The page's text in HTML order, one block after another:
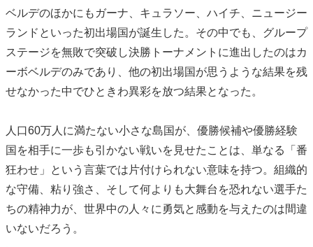
ベルデのほかにもガーナ、キュラソー、ハイチ、ニュージー
ランドといった初出場国が誕生した。その中でも、グループ
ステージを無敗で突破し決勝トーナメントに進出したのはカ
ーボベルデのみであり、他の初出場国が思うような結果を残
せなかった中でひときわ異彩を放つ結果となった。
人口60万人に満たない小さな島国が、優勝候補や優勝経験
国を相手に一歩も引かない戦いを見せたことは、単なる「番
狂わせ」という言葉では片付けられない意味を持つ。組織的
な守備、粘り強さ、そして何よりも大舞台を恐れない選手た
ちの精神力が、世界中の人々に勇気と感動を与えたのは間違
いないだろう。